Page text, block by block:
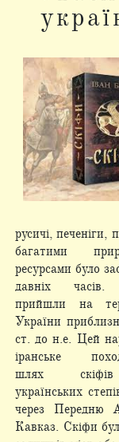
русичі, печеніги,
багатими
ресурсами було
давніх часів.
прийшли на
України
ст. до н.е. Цей
іранське
шлях
українських
через Передню
Кавказ. Скіфи